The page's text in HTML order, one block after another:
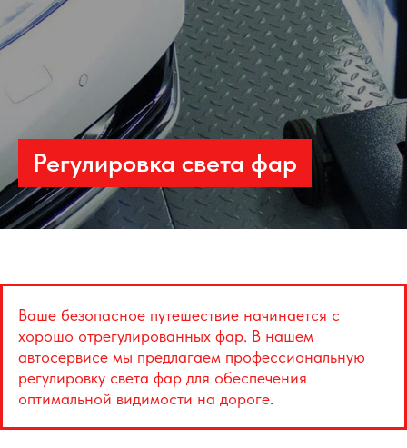
Регулировка света фар
Ваше безопасное путешествие начинается с
хорошо отрегулированных фар. В нашем
автосервисе мы предлагаем профессиональную
регулировку света фар для обеспечения
оптимальной видимости на дороге.